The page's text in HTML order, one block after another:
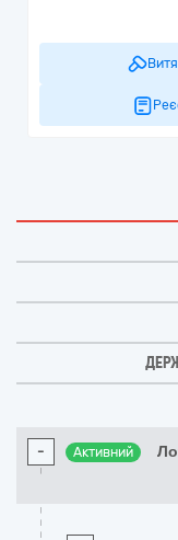
- Активний